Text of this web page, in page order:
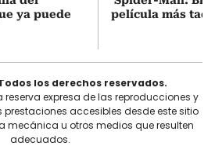
ya puede
película más
Todos los derechos reservados.
reserva expresa de las reproducciones y
accesibles desde este sitio
mecánica u otros medios que resulten
adecuados.